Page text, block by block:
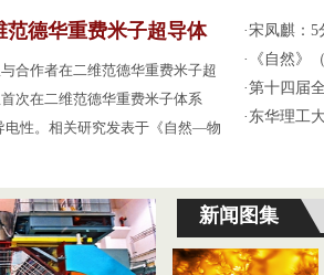
德华重费米子超导体
合作者在二维范德华重费米子超
次在二维范德华重费米子体系
电性。相关研究发表于《自然—物
·宋凤麒：5
·
《自然》
·第十四届
· 东华理工
新闻图集